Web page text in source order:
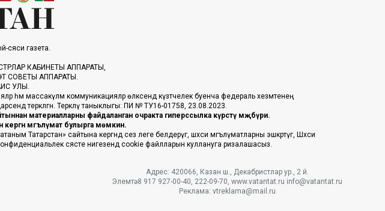
сәяси газета.
КАБИНЕТЫ АППАРАТЫ,
СОВЕТЫ АППАРАТЫ.
УЛЫ.
һәм массакүләм коммуникацияләр өлкәсендә күзәтчелек буенча федераль хезмәтенең
теркәлгән. Теркәлү таныклыгы: ПИ № ТУ16-01758, 23.08.2023.
материалларны файдаланган очракта гиперссылка күрсәтү мәҗбүри.
кергән мәгълүмат булырга мөмкин.
Татарстан» сайтына кергәндә сез әлеге белдерүгә, шәхси мәгълүматларны эшкәртүгә, Шәхси
Конфиденциальлек сәясәте нигезендә cookie файлларын куллануга ризалашасыз.
Адрес: 420066, Казан ш., Декабристлар ур., 2 й.
Элемтә: 8 917 927-00-40, 222-09-70, www.vatantat.ru info@vatantat.ru
Реклама: vtreklama@mail.ru